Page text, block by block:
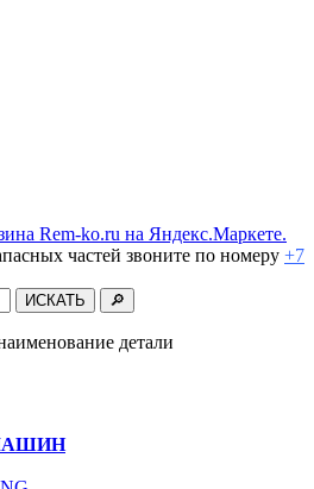
частей звоните по номеру +7
детали